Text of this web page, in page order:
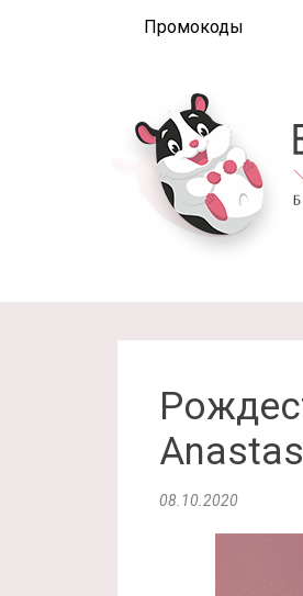
Промокоды
08.10.2020